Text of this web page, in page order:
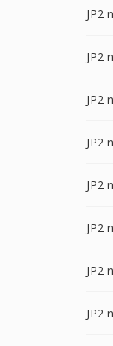
JP2
JP2
JP2
JP2
JP2
JP2
JP2
JP2